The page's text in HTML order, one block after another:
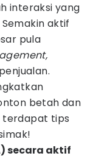
interaksi yang
aktif
pula
betah dan
terdapat tips
secara aktif